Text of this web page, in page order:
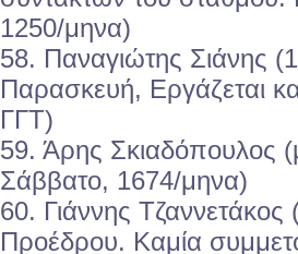
1250/μηνα)
58. Παναγιώτης Σιάνης
Παρασκευή, Εργάζεται
ΓΓΤ)
59. Άρης Σκιαδόπουλος
Σάββατο, 1674/μηνα)
60. Γιάννης
Προέδρου. Καμία